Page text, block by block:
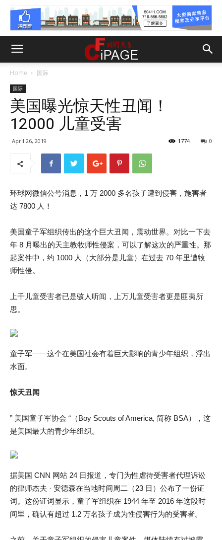
Home 国际
国际
美国曝光惊天性丑闻！
12000 儿童受害
April 26, 2019 0
1774
环球网微信公号消息，1 万 2000 多名孩子遭到侵害，施害者
达 7800 人！
美国童子军组织传出的这个巨大丑闻，震动世界。对比一下去
年 8 月曝出的天主教牧师性侵案，可以了解这次的严重性。那
起案件中，约 1000 人（大部分是儿童）在过去 70 年里遭牧
师性侵。
上千儿童受害者已是骇人听闻，上万儿童受害者更是匪夷所
思。
童子军——这个在美国社会有着巨大影响的青少年组织，浮出
水面。
惊天丑闻
” 美国童子军协会 “（Boy Scouts of America, 简称 BSA），这
是美国最大的青少年组织。
据美国 CNN 网站 24 日报道，专门为性虐待受害者代理诉讼
的律师杰夫 · 安德森在当地时间周二（23 日）公布了一份证
词。这份证词显示，童子军组织在 1944 年至 2016 年这段时
间里，确认有超过 1.2 万名孩子成为性侵害行为的受害者。